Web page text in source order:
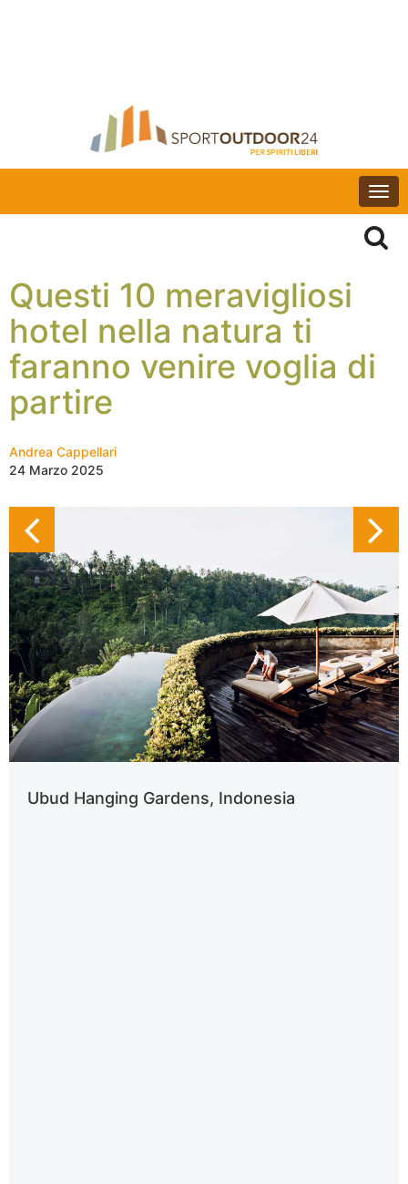
Questi 10 meravigliosi
hotel nella natura ti
faranno venire voglia di
partire
Andrea Cappellari
24 Marzo 2025
Ubud Hanging Gardens, Indonesia